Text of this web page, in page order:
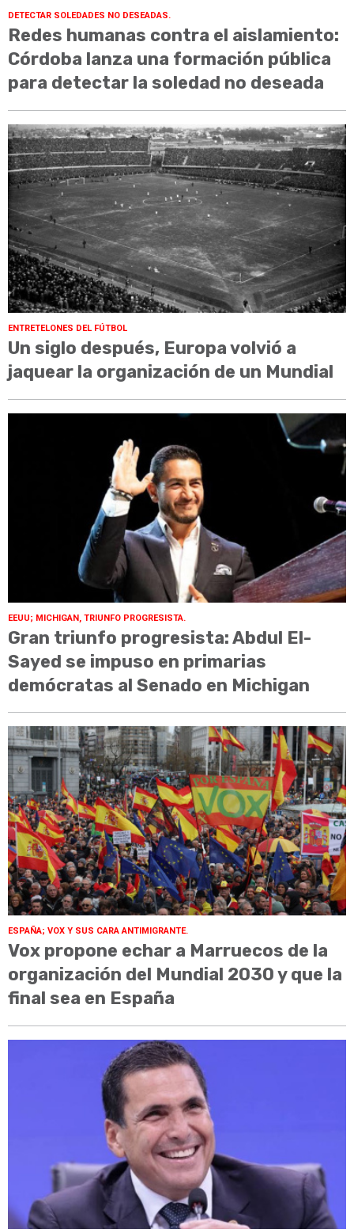
DETECTAR SOLEDADES NO DESEADAS.
Redes humanas contra el aislamiento:
Córdoba lanza una formación pública
para detectar la soledad no deseada
ENTRETELONES DEL FÚTBOL
Un siglo después, Europa volvió a
jaquear la organización de un Mundial
EEUU; MICHIGAN, TRIUNFO PROGRESISTA.
Gran triunfo progresista: Abdul El-
Sayed se impuso en primarias
demócratas al Senado en Michigan
ESPAÑA; VOX Y SUS CARA ANTIMIGRANTE.
Vox propone echar a Marruecos de la
organización del Mundial 2030 y que la
final sea en España